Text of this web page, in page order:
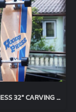
WOODY​PRESS​ 32" CARVING SURFSKATE / Natural